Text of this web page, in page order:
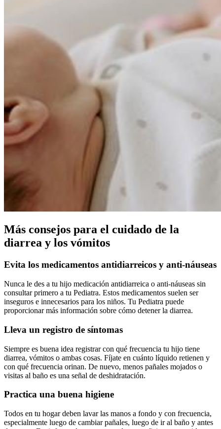
Más consejos para el cuidado de la
diarrea y los vómitos
Evita los medicamentos antidiarreicos y anti-náuseas
Nunca le des a tu hijo medicación antidiarreica o anti-náuseas sin
consultar primero a tu Pediatra. Estos medicamentos suelen ser
inseguros e innecesarios para los niños. Tu Pediatra puede
proporcionar más información sobre cómo detener la diarrea.
Lleva un registro de síntomas
Siempre es buena idea registrar con qué frecuencia tu hijo tiene
diarrea, vómitos o ambas cosas. Fíjate en cuánto líquido retienen y
con qué frecuencia orinan. De nuevo, menos pañales mojados o
visitas al baño es una señal de deshidratación.
Practica una buena higiene
Todos en tu hogar deben lavar las manos a fondo y con frecuencia,
especialmente luego de cambiar pañales, luego de ir al baño y antes